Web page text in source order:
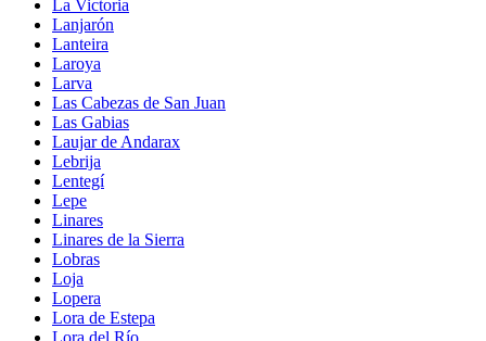
La Victoria
Lanjarón
Lanteira
Laroya
Larva
Las Cabezas de San Juan
Las Gabias
Laujar de Andarax
Lebrija
Lentegí
Lepe
Linares
Linares de la Sierra
Lobras
Loja
Lopera
Lora de Estepa
Lora del Río